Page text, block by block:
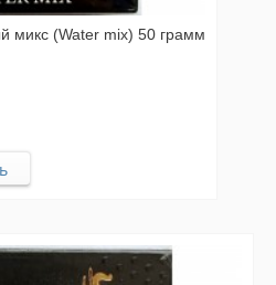
микс (Water mix) 50 грамм